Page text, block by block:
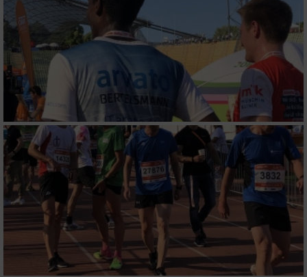
Erstellung von Profilen zur Personalisierung
von Inhalten
Verwendung von Profilen zur Auswahl
personalisierter Inhalte
Messung der Werbeleistung
Messung der Performance von Inhalten
Analyse von Zielgruppen durch Statistiken
oder Kombinationen von Daten aus
verschiedenen Quellen
Entwicklung und Verbesserung der Angebote
Verwendung reduzierter Daten zur Auswahl
von Inhalten